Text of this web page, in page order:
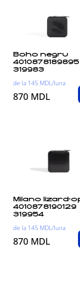
Boho negru
4010878189895
319983
de la 145 MDL/luna
870 MDL
Milano lizard-
4010878190129
319954
de la 145 MDL/luna
870 MDL